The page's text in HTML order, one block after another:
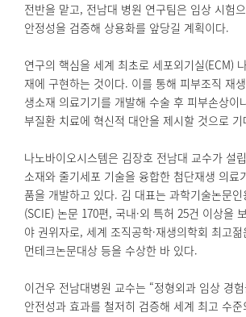
전반을 맡고, 전남대 병원 연구팀은 임상 시험
안정성을 검증해 상용화를 앞당길 계획이다.
연구의 핵심을 세계 최초로 세포외기실(ECM)
재에 구현하는 것이다. 이를 통해 피부조직 재
생소재 의료기기를 개발해 수술 후 피부손상이
부질환 치료에 혁신적 대안을 제시할 것으로 기
나노바이오시스템은 김장호 전남대 교수가 설
소재와 줄기세포 기술을 융합한 첨단재생 의료
품을 개발하고 있다. 김 대표는 과학기술논문
(SCIE) 논문 170편, 국내·외 특허 25건 이상을
야 권위자로, 세계 조직공학·재생의학회 최고
먼테크논문대상 등을 수상한 바 있다.
이건우 전남대병원 교수는 “정형외과 임상 경
안전성과 효과를 철저히 검증해 세계 최고 수